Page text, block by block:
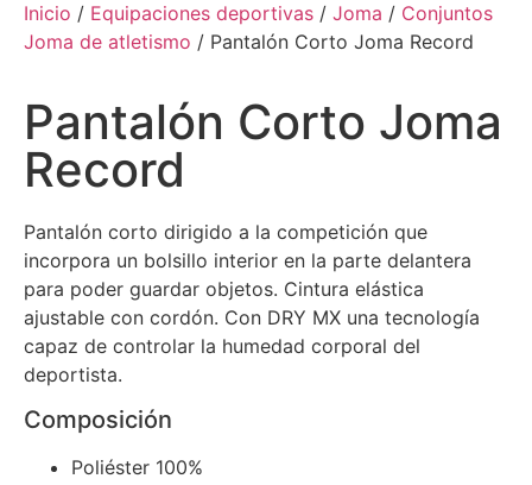
Inicio / Equipaciones deportivas / Joma / Conjuntos
Joma de atletismo / Pantalón Corto Joma Record
Pantalón Corto Joma
Record
Pantalón corto dirigido a la competición que
incorpora un bolsillo interior en la parte delantera
para poder guardar objetos. Cintura elástica
ajustable con cordón. Con DRY MX una tecnología
capaz de controlar la humedad corporal del
deportista.
Composición
Poliéster 100%